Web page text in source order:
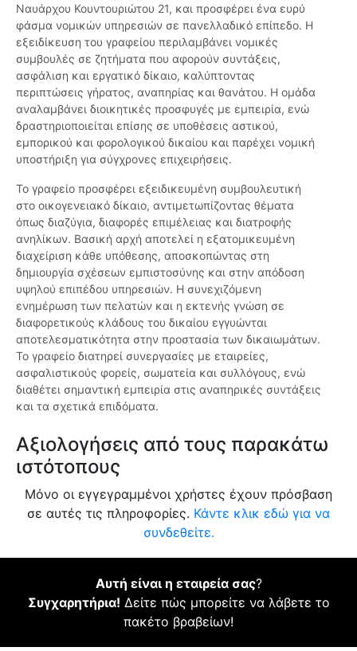
Ναυάρχου Κουντουριώτου 21, και προσφέρει ένα ευρύ
φάσμα νομικών υπηρεσιών σε πανελλαδικό επίπεδο. Η
εξειδίκευση του γραφείου περιλαμβάνει νομικές
συμβουλές σε ζητήματα που αφορούν συντάξεις,
ασφάλιση και εργατικό δίκαιο, καλύπτοντας
περιπτώσεις γήρατος, αναπηρίας και θανάτου. Η ομάδα
αναλαμβάνει διοικητικές προσφυγές με εμπειρία, ενώ
δραστηριοποιείται επίσης σε υποθέσεις αστικού,
εμπορικού και φορολογικού δικαίου και παρέχει νομική
υποστήριξη για σύγχρονες επιχειρήσεις.
Το γραφείο προσφέρει εξειδικευμένη συμβουλευτική
στο οικογενειακό δίκαιο, αντιμετωπίζοντας θέματα
όπως διαζύγια, διαφορές επιμέλειας και διατροφής
ανηλίκων. Βασική αρχή αποτελεί η εξατομικευμένη
διαχείριση κάθε υπόθεσης, αποσκοπώντας στη
δημιουργία σχέσεων εμπιστοσύνης και στην απόδοση
υψηλού επιπέδου υπηρεσιών. Η συνεχιζόμενη
ενημέρωση των πελατών και η εκτενής γνώση σε
διαφορετικούς κλάδους του δικαίου εγγυώνται
αποτελεσματικότητα στην προστασία των δικαιωμάτων.
Το γραφείο διατηρεί συνεργασίες με εταιρείες,
ασφαλιστικούς φορείς, σωματεία και συλλόγους, ενώ
διαθέτει σημαντική εμπειρία στις αναπηρικές συντάξεις
και τα σχετικά επιδόματα.
Αξιολογήσεις από τους παρακάτω
ιστότοπους
Μόνο οι εγγεγραμμένοι χρήστες έχουν πρόσβαση
σε αυτές τις πληροφορίες. Κάντε κλικ εδώ για να
συνδεθείτε.
Αυτή είναι η εταιρεία σας?
Συγχαρητήρια! Δείτε πώς μπορείτε να λάβετε το
πακέτο βραβείων!